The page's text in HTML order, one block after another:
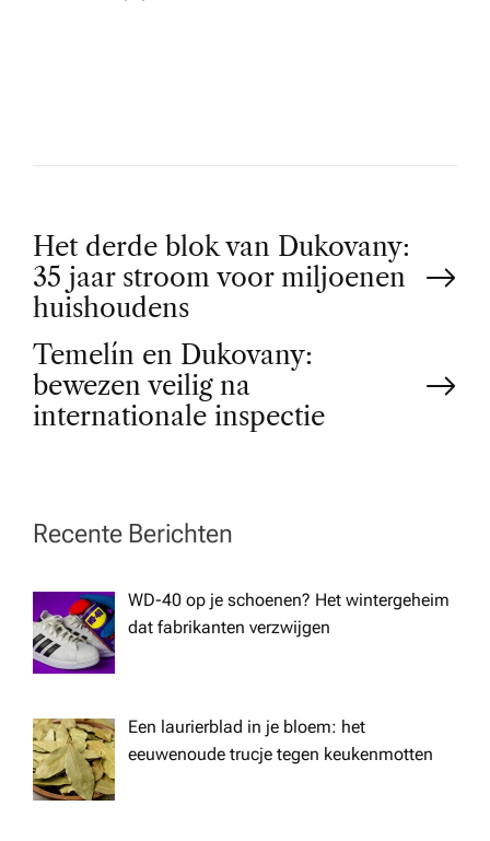
P
o
s
t
a
v
i
g
a
Het derde blok van Dukovany:
35 jaar stroom voor miljoenen
huishoudens
Temelín en Dukovany:
bewezen veilig na
internationale inspectie
Recente Berichten
WD-40 op je schoenen? Het wintergeheim
dat fabrikanten verzwijgen
Een laurierblad in je bloem: het
eeuwenoude trucje tegen keukenmotten